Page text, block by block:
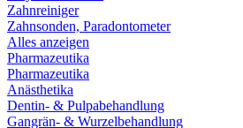
Zahnreiniger
Zahnsonden, Paradontometer
Alles anzeigen
Pharmazeutika
Pharmazeutika
Anästhetika
Dentin- & Pulpabehandlung
Gangrän- & Wurzelbehandlung